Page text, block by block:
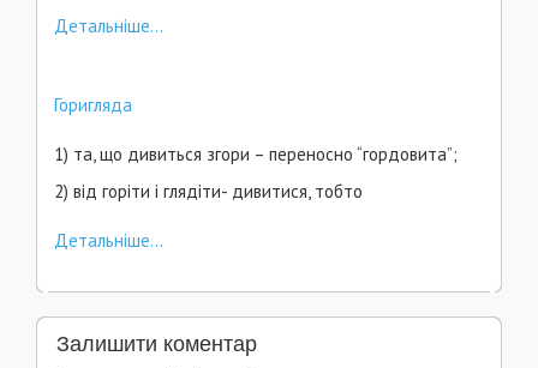
Детальніше...
Горигляда
1) та, що дивиться згори – переносно “гордовита”;
2) від горіти і глядіти- дивитися, тобто
Детальніше...
Залишити коментар